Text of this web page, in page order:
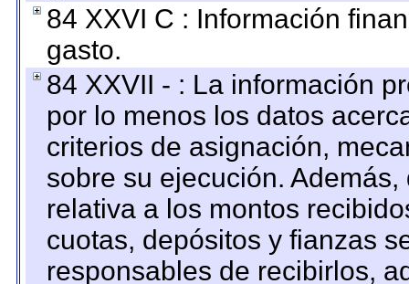
84 XXVI C : Información
gasto.
84 XXVII - : La información
por lo menos los datos
criterios de asignación,
sobre su ejecución.
relativa a los montos
cuotas, depósitos y fianzas
responsables de recibirlos,